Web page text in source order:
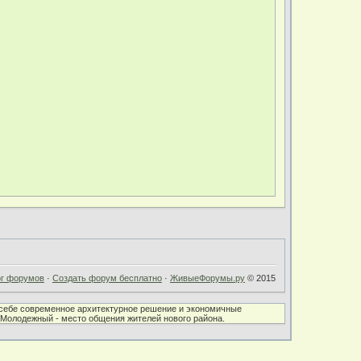
форумов· Создать форум бесплатно· ЖивыеФорумы.ру© 2015
современное архитектурное решение и экономичные
- место общения жителей нового района.